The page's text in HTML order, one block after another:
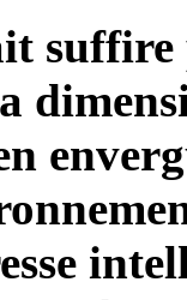
suffire